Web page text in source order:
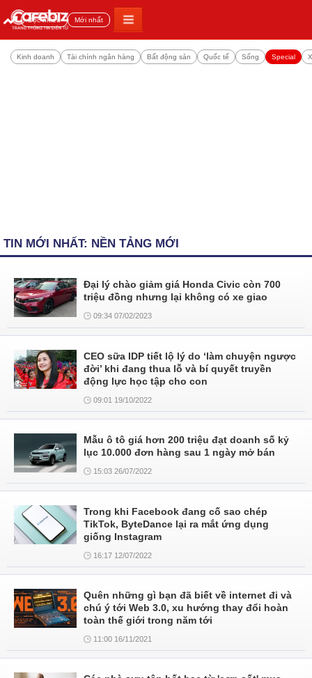
Đọc nhiều Mới nhất
Kinh doanh Tài chính ngân hàng Bất động sản Quốc tế Sống Special
TIN MỚI NHẤT: NỀN TẢNG MỚI
Đại lý chào giảm giá Honda Civic còn 700
triệu đồng nhưng lại không có xe giao
09:34 07/02/2023
CEO sữa IDP tiết lộ lý do ‘làm chuyện ngược
đời’ khi đang thua lỗ và bí quyết truyền
động lực học tập cho con
09:01 19/10/2022
Mẫu ô tô giá hơn 200 triệu đạt doanh số kỷ
lục 10.000 đơn hàng sau 1 ngày mở bán
15:03 26/07/2022
Trong khi Facebook đang cố sao chép
TikTok, ByteDance lại ra mắt ứng dụng
giống Instagram
16:17 12/07/2022
Quên những gì bạn đã biết về internet đi và
chú ý tới Web 3.0, xu hướng thay đổi hoàn
toàn thế giới trong năm tới
11:00 16/11/2021